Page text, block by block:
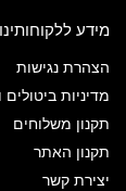
מידע ללקוחותינו
הצהרת נגישות
מדיניות ביטולים
תקנון משלוחים
תקנון האתר
יצירת קשר